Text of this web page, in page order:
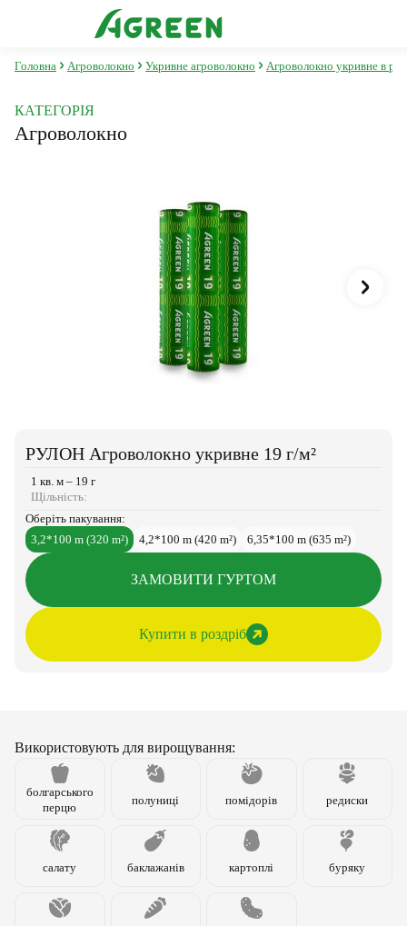
Головна Агроволокно Укривне агроволокно Агроволокно укривне в
КАТЕГОРІЯ
Агроволокно
РУЛОН Агроволокно укривне 19 г/м²
1 кв. м – 19 г
Щільність:
Оберіть пакування:
3,2*100 m (320 m²)
4,2*100 m (420 m²) 6,35*100 m (635 m²)
ЗАМОВИТИ ГУРТОМ
Купити в роздріб
Використовують для вирощування:
болгарського
перцю
полуниці помідорів редиски
салату баклажанів картоплі буряку